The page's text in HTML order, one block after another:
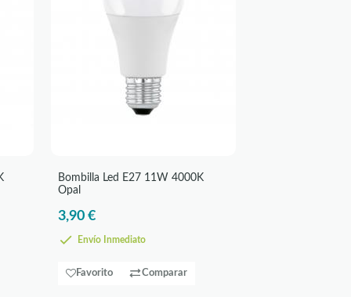
Bombilla Led E27 11W 4000K
Opal
3,90 €
Envío Inmediato
Favorito Comparar